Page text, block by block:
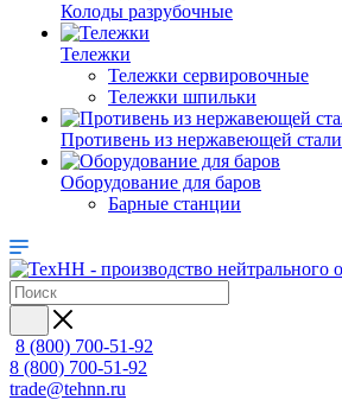
Колоды разрубочные
Тележки
Тележки сервировочные
Тележки шпильки
Противень из нержавеющей стали
Оборудование для баров
Барные станции
8 (800) 700-51-92
8 (800) 700-51-92
trade@tehnn.ru